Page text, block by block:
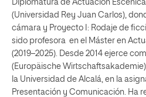
Diplomatura de Actuación Escénica
(Universidad Rey Juan Carlos),
cámara y Proyecto I: Rodaje de
sido profesora en el Máster en
(2019–2025). Desde 2014 ejerce
(Europäische
la Universidad de Alcalá, en la
Presentación y Comunicación. Ha